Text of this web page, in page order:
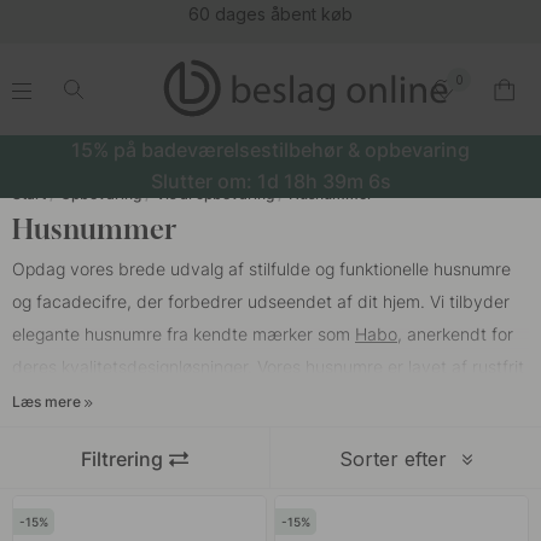
60 dages åbent køb
.
0
.
15% på badeværelsestilbehør & opbevaring
Slutter om: 1d 18h 39m 6s
Start Opbevaring Vis al opbevaring Husnummer
Husnummer
Opdag vores brede udvalg af stilfulde og funktionelle husnumre
og facadecifre, der forbedrer udseendet af dit hjem. Vi tilbyder
elegante husnumre fra kendte mærker som Habo , anerkendt for
stål og aluminium, hvilket sikrer langvarig holdbarhed og
husnumre, der kombinerer funktion og stil. Deres sortiment
nemt at finde noget, der passer til din husfacade. Populære
Læs mere
Sorter efter
Filtrering
15 15